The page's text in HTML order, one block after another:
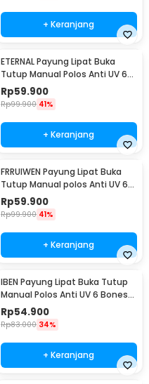
+ Keranjang
ETERNAL Payung Lipat Buka
Tutup Manual Polos Anti UV 6
Bone 50cm - E-50
Rp59.900
Rp99.900 41%
+ Keranjang
FRRUIWEN Payung Lipat Buka
Tutup Manual polos Anti UV 6
Bone 90cm - F-6
Rp59.900
Rp99.900 41%
+ Keranjang
IBEN Payung Lipat Buka Tutup
Manual Polos Anti UV 6 Bones
90cm - HA003
Rp54.900
Rp83.000 34%
+ Keranjang